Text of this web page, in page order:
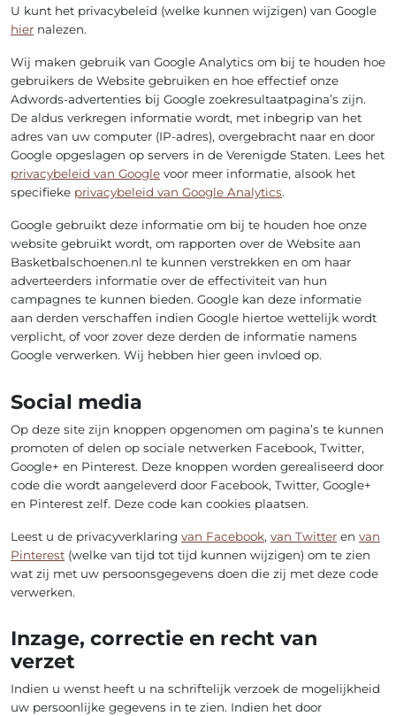
U kunt het privacybeleid (welke kunnen wijzigen) van Google
hier nalezen.
Wij maken gebruik van Google Analytics om bij te houden hoe
gebruikers de Website gebruiken en hoe effectief onze
Adwords-advertenties bij Google zoekresultaatpagina’s zijn.
De aldus verkregen informatie wordt, met inbegrip van het
adres van uw computer (IP-adres), overgebracht naar en door
Google opgeslagen op servers in de Verenigde Staten. Lees het
privacybeleid van Google voor meer informatie, alsook het
specifieke privacybeleid van Google Analytics.
Google gebruikt deze informatie om bij te houden hoe onze
website gebruikt wordt, om rapporten over de Website aan
Basketbalschoenen.nl te kunnen verstrekken en om haar
adverteerders informatie over de effectiviteit van hun
campagnes te kunnen bieden. Google kan deze informatie
aan derden verschaffen indien Google hiertoe wettelijk wordt
verplicht, of voor zover deze derden de informatie namens
Google verwerken. Wij hebben hier geen invloed op.
Social media
Op deze site zijn knoppen opgenomen om pagina’s te kunnen
promoten of delen op sociale netwerken Facebook, Twitter,
Google+ en Pinterest. Deze knoppen worden gerealiseerd door
code die wordt aangeleverd door Facebook, Twitter, Google+
en Pinterest zelf. Deze code kan cookies plaatsen.
Leest u de privacyverklaring van Facebook, van Twitter en van
Pinterest (welke van tijd tot tijd kunnen wijzigen) om te zien
wat zij met uw persoonsgegevens doen die zij met deze code
verwerken.
Inzage, correctie en recht van
verzet
Indien u wenst heeft u na schriftelijk verzoek de mogelijkheid
uw persoonlijke gegevens in te zien. Indien het door